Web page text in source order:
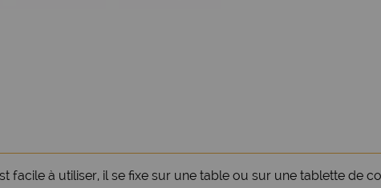
facile à utiliser, il se fixe sur une table ou sur une tablette de